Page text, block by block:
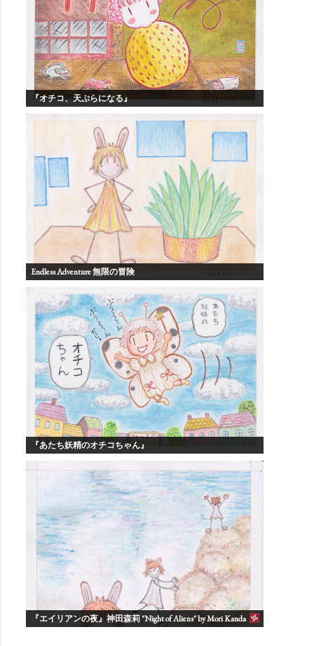
『オチコ、天ぷらになる』
Endless Adventure 無限の冒険
『あたち妖精のオチコちゃん』
『エイリアンの夜』神田森莉 "Night of Aliens" by Mori Kanda